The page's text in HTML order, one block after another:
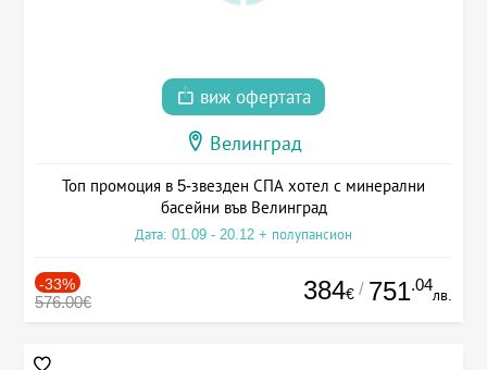
виж офертата
Велинград
Топ промоция в 5-звезден СПА хотел с минерални
басейни във Велинград
Дата: 01.09 - 20.12 + полупансион
-33%
576.00€ 384€ / 751.04
лв.